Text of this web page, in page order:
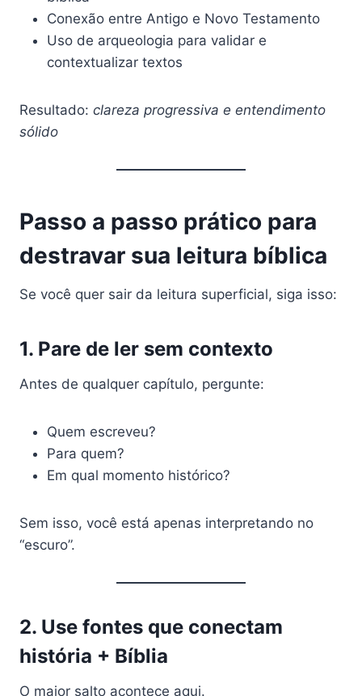
Conexão entre Antigo e Novo Testamento
Uso de arqueologia para validar e
contextualizar textos
Resultado: clareza progressiva e entendimento
sólido
Passo a passo prático para
destravar sua leitura bíblica
Se você quer sair da leitura superficial, siga isso:
1. Pare de ler sem contexto
Antes de qualquer capítulo, pergunte:
Quem escreveu?
Para quem?
Em qual momento histórico?
Sem isso, você está apenas interpretando no
“escuro”.
2. Use fontes que conectam
história + Bíblia
O maior salto acontece aqui.